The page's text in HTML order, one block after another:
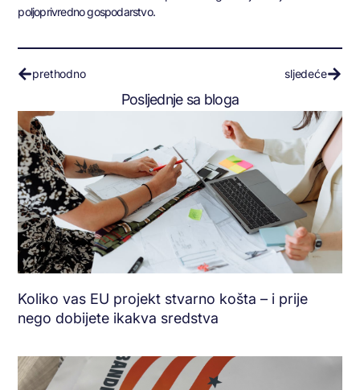
poljoprivredno gospodarstvo.
prethodno sljedeće
Posljednje sa bloga
Koliko vas EU projekt stvarno košta – i prije
nego dobijete ikakva sredstva